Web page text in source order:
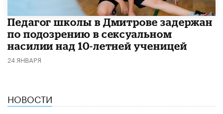
Педагог школы в Дмитрове задержан
по подозрению в сексуальном
насилии над 10-летней ученицей
24 ЯНВАРЯ
НОВОСТИ